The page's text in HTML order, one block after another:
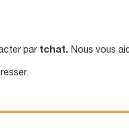
par tchat. Nous vous